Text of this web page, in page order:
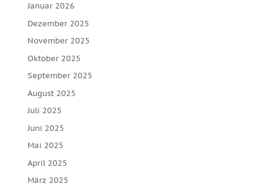
Januar 2026
Dezember 2025
November 2025
Oktober 2025
September 2025
August 2025
Juli 2025
Juni 2025
Mai 2025
April 2025
März 2025